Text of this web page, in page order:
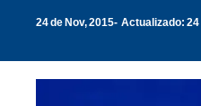
24 de Nov, 2015 Actualizado: 24